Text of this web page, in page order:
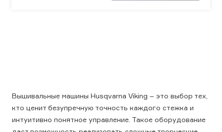
Вышивальные машины Husqvarna Viking – это выбор тех,
кто ценит безупречную точность каждого стежка и
интуитивно понятное управление. Такое оборудование